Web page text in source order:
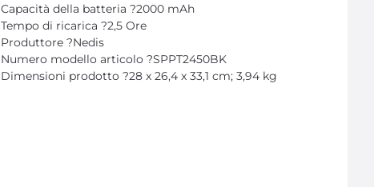
Capacità della batteria ?2000 mAh
Tempo di ricarica ?2,5 Ore
Produttore ?Nedis
Numero modello articolo ?SPPT2450BK
Dimensioni prodotto ?28 x 26,4 x 33,1 cm; 3,94 kg